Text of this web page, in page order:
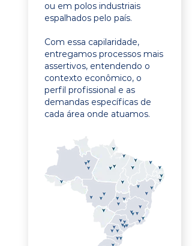
ou em polos industriais
espalhados pelo país.
Com essa capilaridade,
entregamos processos mais
assertivos, entendendo o
contexto econômico, o
perfil profissional e as
demandas específicas de
cada área onde atuamos.